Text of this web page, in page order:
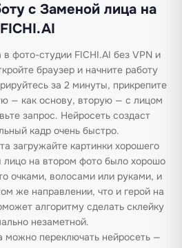
с Заменой лица на
FICHI.AI
фото-студии FICHI.AI без VPN и
браузер и начните работу
за 2 минуты, прикрепите
— как основу, вторую — с лицом
запрос. Нейросеть создаст
кадр очень быстро.
загружайте картинки хорошего
лицо на втором фото было хорошо
очками, волосами или руками, и
же направлении, что и герой на
алгоритму сделать склейку
незаметной.
можно переключать нейросеть —